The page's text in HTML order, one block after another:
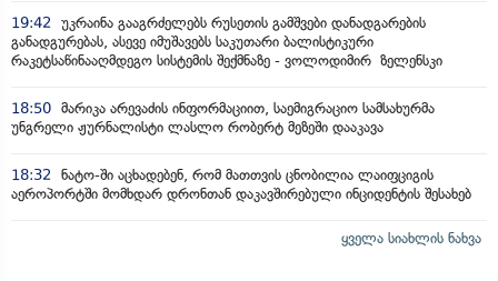
19:42
უკრაინა გააგრძელებს რუსეთის გამშვები დანადგარების
განადგურებას, ასევე იმუშავებს საკუთარი ბალისტიკური
რაკეტსაწინააღმდეგო სისტემის შექმნაზე - ვოლოდიმირ ზელენსკი
18:50 მარიკა არევაძის ინფორმაციით, საემიგრაციო სამსახურმა
უნგრელი ჟურნალისტი ლასლო რობერტ მეზეში დააკავა
18:32
ნატო-ში აცხადებენ, რომ მათთვის ცნობილია ლაიფციგის
აეროპორტში მომხდარ დრონთან დაკავშირებული ინციდენტის შესახებ
ყველა სიახლის ნახვა